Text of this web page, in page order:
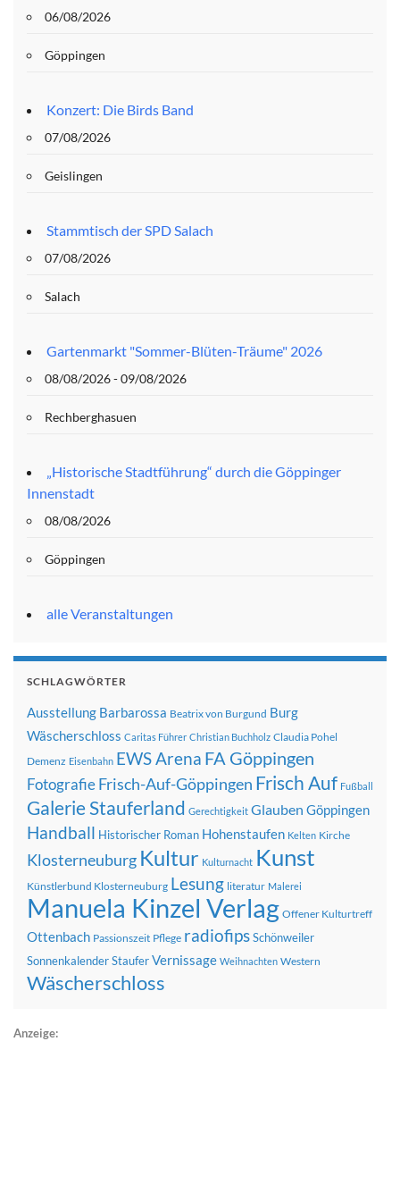
06/08/2026
Göppingen
Konzert: Die Birds Band
07/08/2026
Geislingen
Stammtisch der SPD Salach
07/08/2026
Salach
Gartenmarkt "Sommer-Blüten-Träume" 2026
08/08/2026 - 09/08/2026
Rechberghasuen
„Historische Stadtführung“ durch die Göppinger
Innenstadt
08/08/2026
Göppingen
alle Veranstaltungen
SCHLAGWÖRTER
Ausstellung Barbarossa Beatrix von Burgund Burg
Wäscherschloss Caritas Führer Christian Buchholz Claudia Pohel
Demenz Eisenbahn EWS Arena FA Göppingen
FotografieFrisch-Auf-Göppingen Frisch Auf Fußball
Galerie Stauferland Gerechtigkeit Glauben Göppingen
Handball Historischer Roman Hohenstaufen Kelten Kirche
Klosterneuburg Kultur Kulturnacht Kunst
Künstlerbund Klosterneuburg Lesung literatur Malerei
Manuela Kinzel Verlag Offener Kulturtreff
Ottenbach Passionszeit Pflege radiofipsSchönweiler
SonnenkalenderStauferVernissage Weihnachten Western
Wäscherschloss
Anzeige: